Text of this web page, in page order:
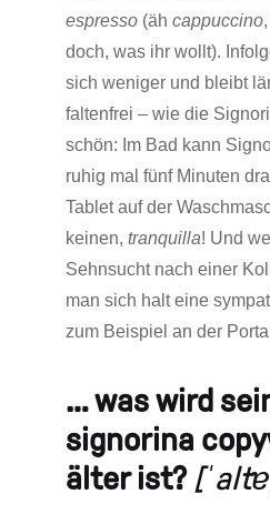
espresso (äh cappuccino
doch, was ihr wollt).
sich weniger und bleibt
faltenfrei – wie die
schön: Im Bad kann
ruhig mal fünf Minuten
Tablet auf der
keinen, tranquilla! Und
Sehnsucht nach einer
man sich halt eine
zum Beispiel an der
… was wird
signorina
älter ist?